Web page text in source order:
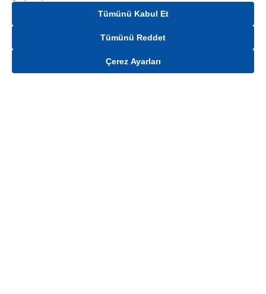
Gelince Haber Ver
Tümünü Kabul Et
Tümünü Reddet
Çerez Ayarları